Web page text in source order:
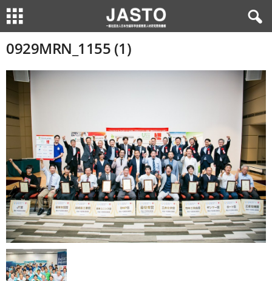
0929MRN_1155 (1)